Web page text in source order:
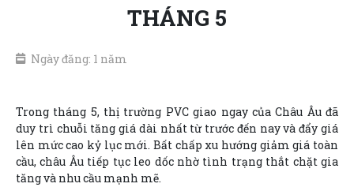
THÁNG 5
Ngày đăng: 1 năm
Trong tháng 5, thị trường PVC giao ngay của Châu Âu đã
duy trì chuỗi tăng giá dài nhất từ trước đến nay và đẩy giá
lên mức cao kỷ lục mới. Bất chấp xu hướng giảm giá toàn
cầu, châu Âu tiếp tục leo dốc nhờ tình trạng thắt chặt gia
tăng và nhu cầu mạnh mẽ.